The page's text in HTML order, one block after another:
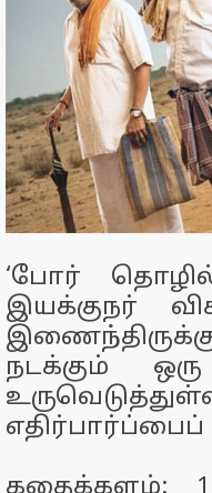
‘போர்
இயக்குநர்
நடக்கும்
எதிர்பார்ப்பைப்